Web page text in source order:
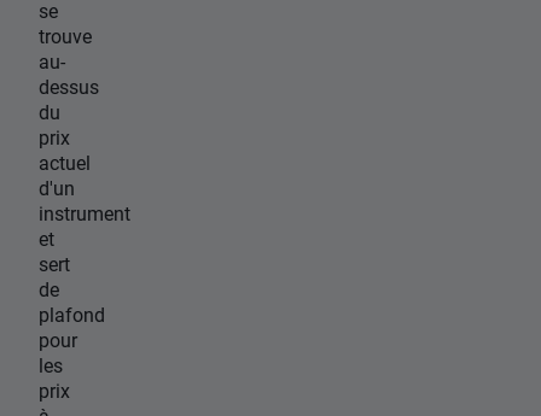
se
trouve
au-
dessus
du
prix
actuel
d'un
instrument
et
sert
de
plafond
pour
les
prix